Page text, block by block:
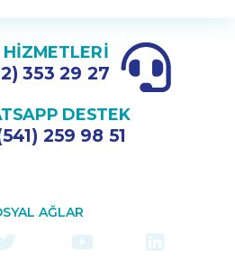
HİZMETLERİ
353 29 27
DESTEK
259 98 51
AĞLAR